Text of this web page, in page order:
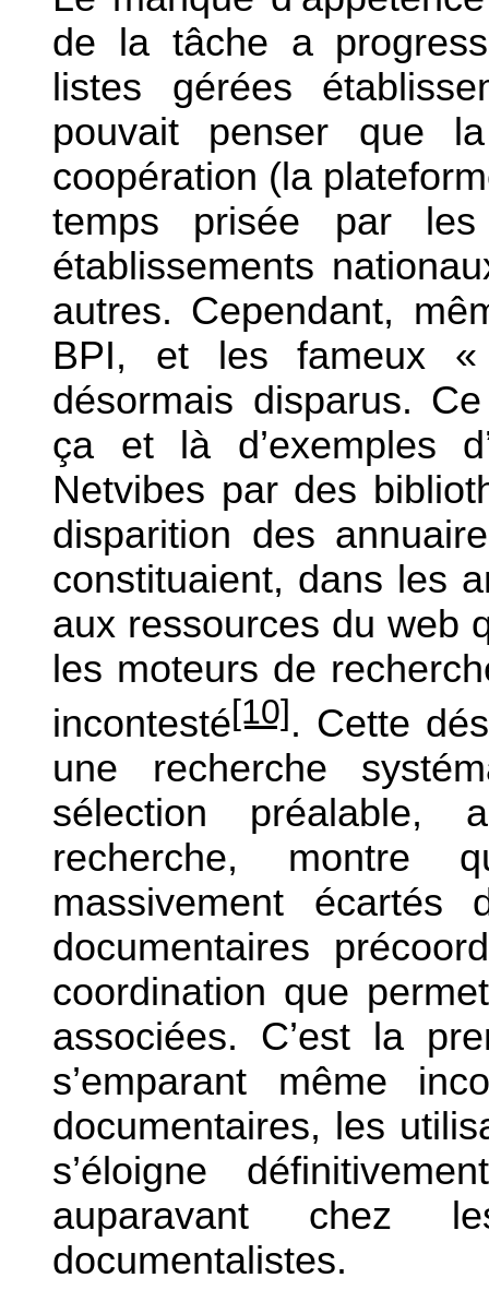
de la tâche a
listes gérées
pouvait penser que
coopération (la
temps prisée par
établissements
autres. Cependant,
BPI, et les fameux
désormais disparus.
ça et là d’exemples
Netvibes par des
disparition des
constituaient, dans les
aux ressources du web
les moteurs de
incontesté[10]. Cette
une recherche
sélection
recherche,
massivement
documentaires
coordination que
associées. C’est la
s’emparant même
documentaires, les
s’éloigne
auparavant chez
documentalistes.